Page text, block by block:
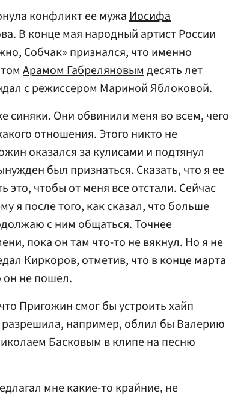
конфликт ее мужаИосифа
В конце мая народный артист России
Собчак» признался, что именно
Арамом Габреляновымдесять лет
с режиссером Мариной Яблоковой.
синяки. Они обвинили меня во всем, чего
отношения. Этого никто не
оказался за кулисами и подтянул
был признаться. Сказать, что я ее
чтобы от меня все отстали. Сейчас
я после того, как сказал, что больше
с ним общаться. Точнее
пока он там что-то не вякнул. Но я не
Киркоров, отметив, что в конце марта
он не пошел.
Пригожин смог бы устроить хайп
разрешила, например, облил бы Валерию
Басковым в клипе на песню
мне какие-то крайние, не